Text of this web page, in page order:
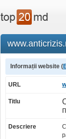
Informații website (
URL
Titlu
Descriere